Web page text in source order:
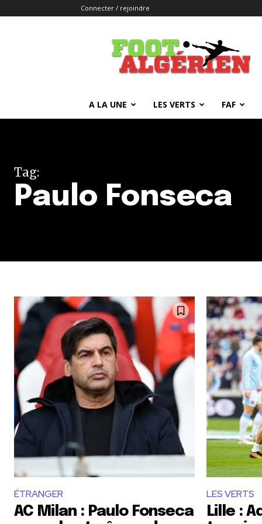
Connecter / rejoindre
FOOTALGERIEN
A LA UNE LES VERTS FAF
Tag:
Paulo Fonseca
ÉTRANGER
AC Milan : Paulo Fonseca
LES VERTS
Lille :